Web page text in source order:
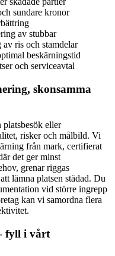
sundare kronor
av stubbar
ris och stamdelar
beskärningstid
och serviceavtal
skonsamma
platsbesök eller
risker och målbild. Vi
från mark, certifierat
det ger minst
grenar riggas
lämna platsen städad. Du
vid större ingrepp
kan vi samordna flera
fyll i vårt